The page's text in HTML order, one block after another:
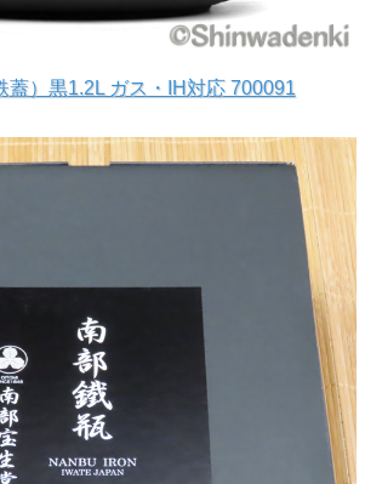
蓋）黒1.2L ガス・IH対応 700091